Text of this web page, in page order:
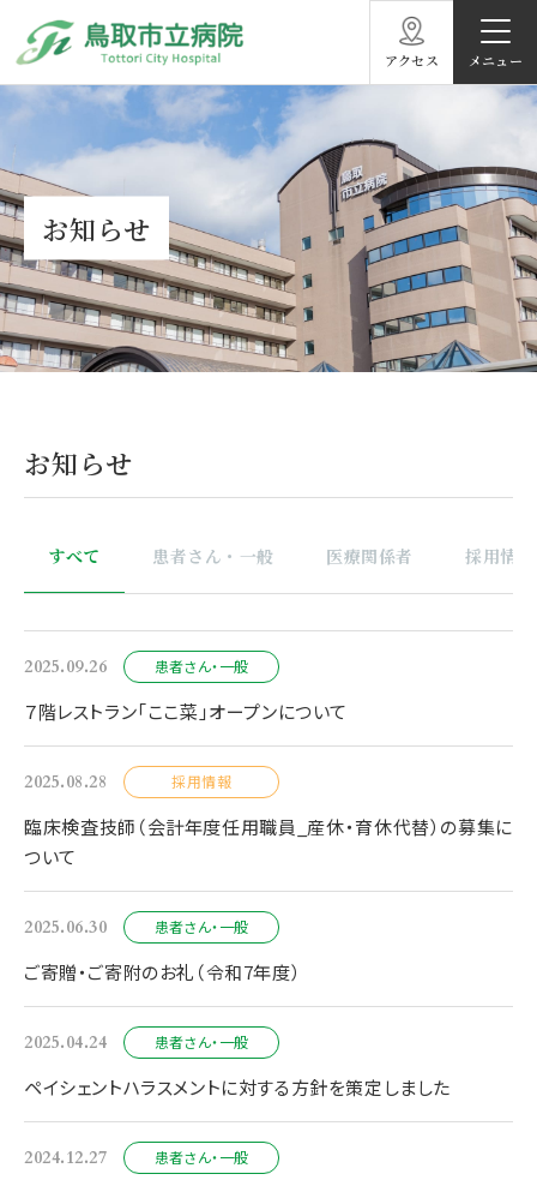
アクセス
お知らせ
お知らせ
すべて 患者さん・一般 医療関係者 採用情報
2025.09.26 患者さん・一般
７階レストラン「ここ菜」オープンについて
2025.08.28 採用情報
臨床検査技師（会計年度任用職員_産休・育休代替）の募集に
ついて
2025.06.30 患者さん・一般
ご寄贈・ご寄附のお礼（令和7年度）
2025.04.24 患者さん・一般
ペイシェントハラスメントに対する方針を策定しました
2024.12.27 患者さん・一般